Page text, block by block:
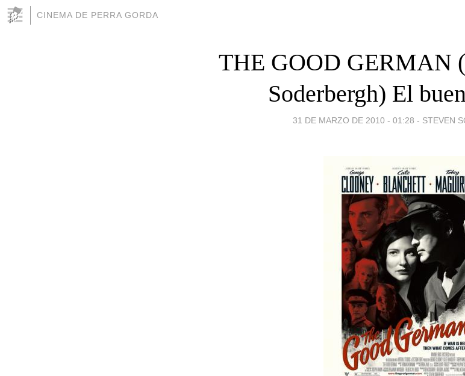
CINEMA DE PERRA GORDA
THE GOOD GERMAN
Soderbergh) El
31 DE MARZO DE 2010 - 01:28 - STEVEN